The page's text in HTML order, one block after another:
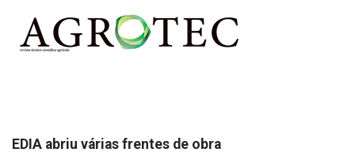
EDIA abriu várias frentes de obra